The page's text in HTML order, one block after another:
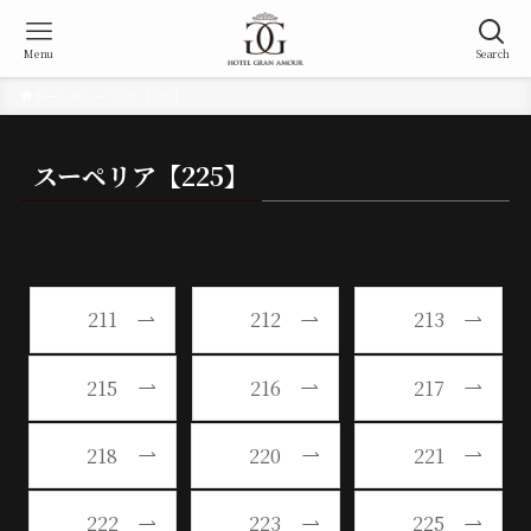
Search
Menu
スーペリア【225】
211 212 213
215 216 217
218 220 221
222 223 225